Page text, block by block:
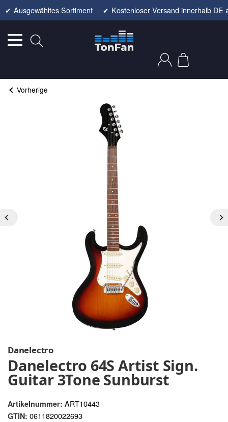
✔ Ausgewähltes Sortiment ✔ Kostenloser Versand innerhalb DE
Vorherige
Danelectro
Danelectro 64S Artist Sign.
Guitar 3Tone Sunburst
Artikelnummer: ART10443
GTIN: 0611820022693